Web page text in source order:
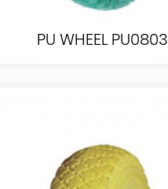
PU WHEEL PU0803